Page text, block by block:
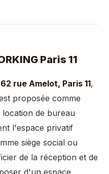
Paris 11
rue Amelot, Paris 11,
proposée comme
de bureau
l'espace privatif
siège social ou
de la réception et de
d'un espace